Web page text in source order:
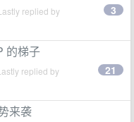
replied by 3
的梯子
replied by 21
来袭